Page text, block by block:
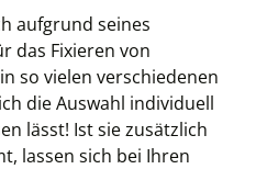
aufgrund seines
das Fixieren von
so vielen verschiedenen
die Auswahl individuell
lässt! Ist sie zusätzlich
lassen sich bei Ihren